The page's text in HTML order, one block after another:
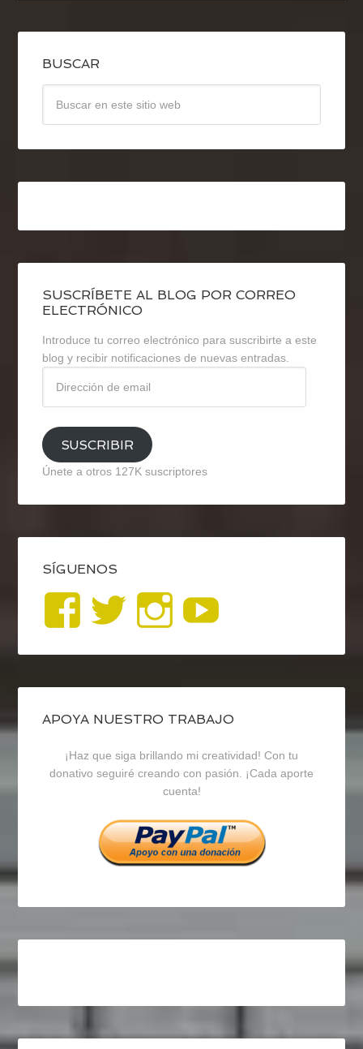
BUSCAR
SUSCRÍBETE AL BLOG POR CORREO
ELECTRÓNICO
Introduce tu correo electrónico para suscribirte a este
blog y recibir notificaciones de nuevas entradas.
email
SUSCRIBIR
Únete a otros 127K suscriptores
SÍGUENOS
Ver
perfil
de
blogrecursosep
en
Facebook
Ver
perfil
de
recursosep
en
Twitter
Ver
perfil
de
recursosep
en
Instagram
APOYA NUESTRO TRABAJO
¡Haz que siga brillando mi creatividad! Con tu
donativo seguiré creando con pasión. ¡Cada aporte
cuenta!